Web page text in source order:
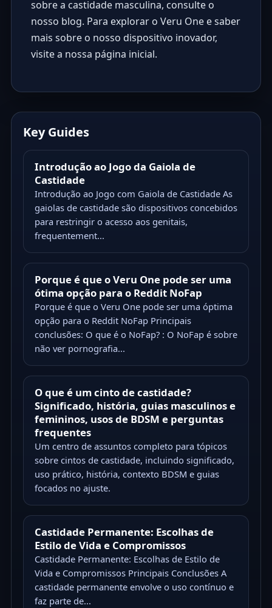
sobre a castidade masculina, consulte o
nosso blog. Para explorar o Veru One e saber
mais sobre o nosso dispositivo inovador,
visite a nossa página inicial.
Key Guides
Introdução ao Jogo da Gaiola de
Castidade
Introdução ao Jogo com Gaiola de Castidade As
gaiolas de castidade são dispositivos concebidos
para restringir o acesso aos genitais,
frequentement...
Porque é que o Veru One pode ser uma
ótima opção para o Reddit NoFap
Porque é que o Veru One pode ser uma óptima
opção para o Reddit NoFap Principais
conclusões: O que é o NoFap? : O NoFap é sobre
não ver pornografia...
O que é um cinto de castidade?
Significado, história, guias masculinos e
femininos, usos de BDSM e perguntas
frequentes
Um centro de assuntos completo para tópicos
sobre cintos de castidade, incluindo significado,
uso prático, história, contexto BDSM e guias
focados no ajuste.
Castidade Permanente: Escolhas de
Estilo de Vida e Compromissos
Castidade Permanente: Escolhas de Estilo de
Vida e Compromissos Principais Conclusões A
castidade permanente envolve o uso contínuo e
faz parte de...